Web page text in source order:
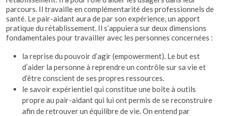
parcours. Il travaille en complémentarité des professionnels de
santé. Le pair-aidant aura de par son expérience, un apport
pratique du rétablissement. Il s’appuiera sur deux dimensions
fondamentales pour travailler avec les personnes concernées :
la reprise du pouvoir d’agir (empowerment). Le but est
d’aider la personne à reprendre un contrôle sur sa vie et
d’être conscient de ses propres ressources.
le savoir expérientiel qui constitue une boîte à outils
propre au pair-aidant qui lui ont permis de se reconstruire
afin de retrouver un équilibre de vie. On entend par